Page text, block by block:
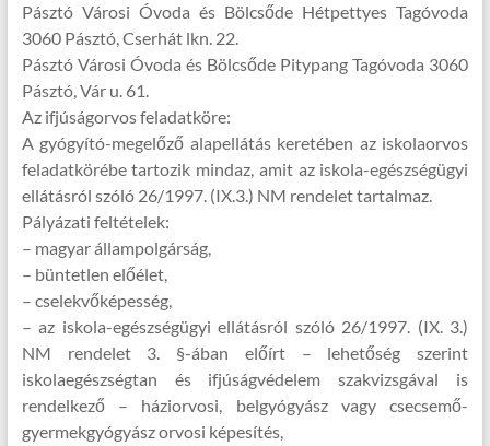
Pásztó Városi Óvoda és Bölcsőde Hétpettyes Tagóvoda
3060 Pásztó, Cserhát lkn. 22.
Pásztó Városi Óvoda és Bölcsőde Pitypang Tagóvoda 3060
Pásztó, Vár u. 61.
Az ifjúságorvos feladatköre:
A gyógyító-megelőző alapellátás keretében az iskolaorvos
feladatkörébe tartozik mindaz, amit az iskola-egészségügyi
ellátásról szóló 26/1997. (IX.3.) NM rendelet tartalmaz.
Pályázati feltételek:
– magyar állampolgárság,
– büntetlen előélet,
– cselekvőképesség,
– az iskola-egészségügyi ellátásról szóló 26/1997. (IX. 3.)
NM rendelet 3. §-ában előírt – lehetőség szerint
iskolaegészségtan és ifjúságvédelem szakvizsgával is
rendelkező – háziorvosi, belgyógyász vagy csecsemő-
gyermekgyógyász orvosi képesítés,